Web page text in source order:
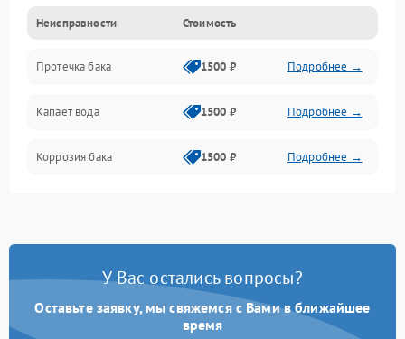
Датчики
Механика
Неисправности Стоимость
Протечка бака 1500 ₽ Подробнее →
Капает вода 1500 ₽ Подробнее →
Коррозия бака 1500 ₽ Подробнее →
У Вас остались вопросы?
Оставьте заявку, мы свяжемся с Вами в ближайшее
время